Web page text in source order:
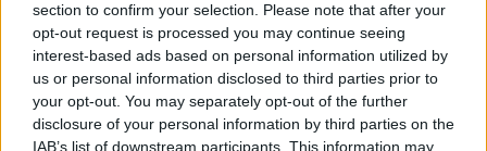
section to confirm your selection. Please note that after your
opt-out request is processed you may continue seeing
interest-based ads based on personal information utilized by
us or personal information disclosed to third parties prior to
your opt-out. You may separately opt-out of the further
disclosure of your personal information by third parties on the
IAB’s list of downstream participants. This information may
αναπνοής.
Ο φάκελος με το πόρισμα, θα σταλεί στην
εισαγγελία της Πάτρας την Τρίτη, για να
αποφασίσει ο εισαγγελέας αν θα αναθέσει σε